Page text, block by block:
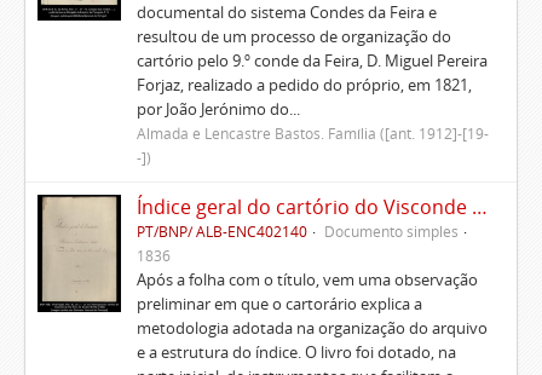
documental do sistema Condes da Feira e
resultou de um processo de organização do
cartório pelo 9.º conde da Feira, D. Miguel Pereira
Forjaz, realizado a pedido do próprio, em 1821,
por João Jerónimo do...
Almada e Lencastre Bastos. Família ([ant. 1912]-[19-
-])
Índice geral do cartório do Visconde de Vila Nova do Souto d'El-Rei
PT/BNP/ ALB-ENC402140
Documento simples
1836
Após a folha com o título, vem uma observação
preliminar em que o cartorário explica a
metodologia adotada na organização do arquivo
e a estrutura do índice. O livro foi dotado, na